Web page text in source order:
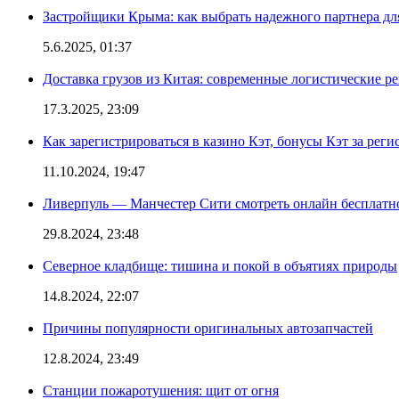
Застройщики Крыма: как выбрать надежного партнера
5.6.2025, 01:37
Доставка грузов из Китая: современные логистические
17.3.2025, 23:09
Как зарегистрироваться в казино Кэт, бонусы Кэт за
11.10.2024, 19:47
Ливерпуль — Манчестер Сити смотреть онлайн
29.8.2024, 23:48
Северное кладбище: тишина и покой в объятиях природы
14.8.2024, 22:07
Причины популярности оригинальных автозапчастей
12.8.2024, 23:49
Станции пожаротушения: щит от огня